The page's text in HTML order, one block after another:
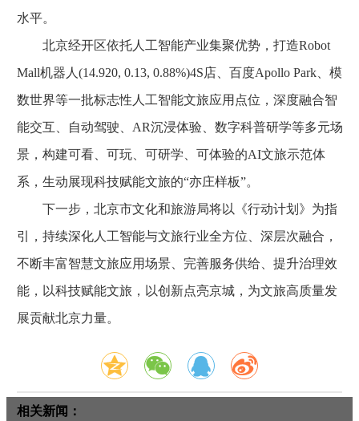
水平。
北京经开区依托人工智能产业集聚优势，打造Robot
Mall机器人(14.920, 0.13, 0.88%)4S店、百度Apollo Park、模
数世界等一批标志性人工智能文旅应用点位，深度融合智
能交互、自动驾驶、AR沉浸体验、数字科普研学等多元场
景，构建可看、可玩、可研学、可体验的AI文旅示范体
系，生动展现科技赋能文旅的“亦庄样板”。
下一步，北京市文化和旅游局将以《行动计划》为指
引，持续深化人工智能与文旅行业全方位、深层次融合，
不断丰富智慧文旅应用场景、完善服务供给、提升治理效
能，以科技赋能文旅，以创新点亮京城，为文旅高质量发
展贡献北京力量。
相关新闻：